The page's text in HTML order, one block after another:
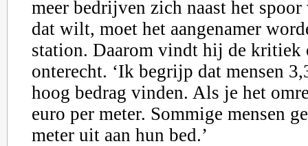
meer bedrijven zich naast het
dat wilt, moet het aangenamer
station. Daarom vindt hij de kritiek
onterecht. ‘Ik begrijp dat mensen
hoog bedrag vinden. Als je het
euro per meter. Sommige mensen
meter uit aan hun bed.’